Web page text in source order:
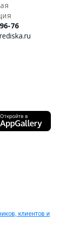
76
клиентов и